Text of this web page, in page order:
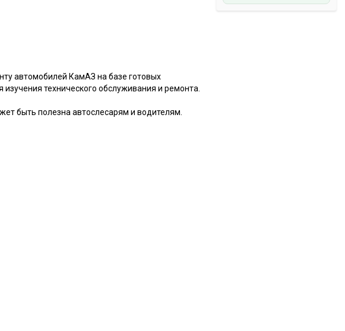
автомобилей КамАЗ на базе готовых
технического обслуживания и ремонта.
быть полезна автослесарям и водителям.